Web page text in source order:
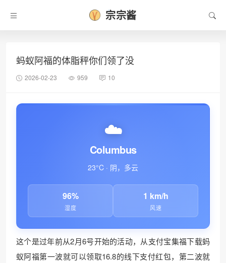
宗宗酱
蚂蚁阿福的体脂秤你们领了没
2026-02-23 959 10
☁️
Columbus
23°C · 阴，多云
96%
湿度
1 km/h
风速
这个是过年前从2月6号开始的活动，从支付宝集福下载蚂
蚁阿福第一波就可以领取16.8的线下支付红包，第二波就